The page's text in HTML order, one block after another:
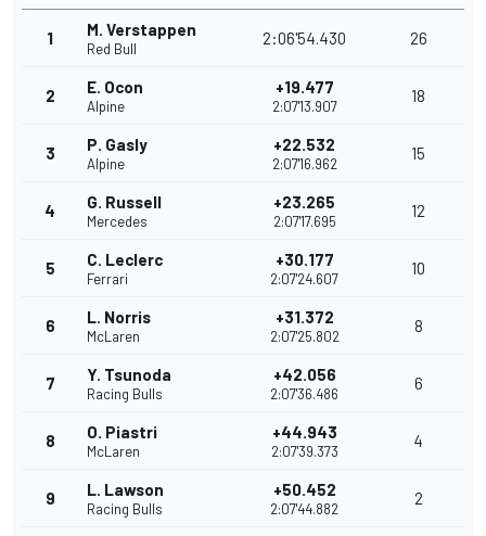
1 M. Verstappen
Red Bull
2:06'54.430 26
2 E. Ocon
Alpine
+19.477
2:07'13.907
18
3 P. Gasly
Alpine
+22.532
2:07'16.962
15
4 G. Russell
Mercedes
+23.265
2:07'17.695
12
5 C. Leclerc
Ferrari
+30.177
2:07'24.607
10
6 L. Norris
McLaren
+31.372
2:07'25.802
8
7 Y. Tsunoda
Racing Bulls
+42.056
2:07'36.486
6
8 O. Piastri
McLaren
+44.943
2:07'39.373
4
9 L. Lawson
Racing Bulls
+50.452
2:07'44.882
2